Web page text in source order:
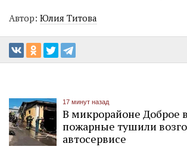
Автор: Юлия Титова
17 минут назад
В микрорайоне Доброе
пожарные тушили
автосервисе